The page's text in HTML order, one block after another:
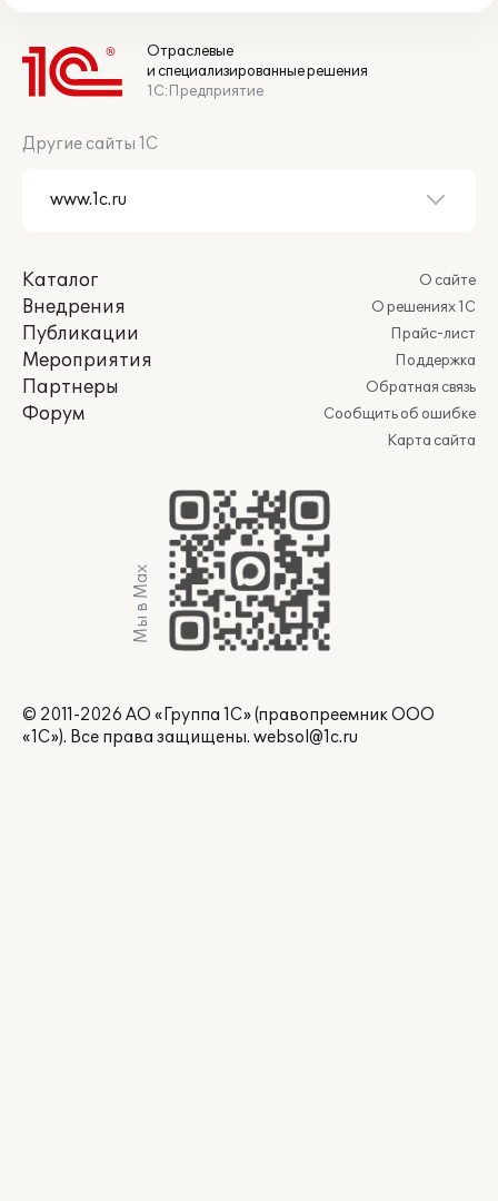
Отраслевые
и специализированные решения
1С:Предприятие
Другие сайты 1С
Каталог
Внедрения
Публикации
Мероприятия
Партнеры
Форум
О сайте
О решениях 1С
Прайс-лист
Поддержка
Обратная связь
Сообщить об ошибке
Карта сайта
Мы в Max
© 2011-2026 АО «Группа 1С» (правопреемник ООО
«1С»). Все права защищены. websol@1c.ru